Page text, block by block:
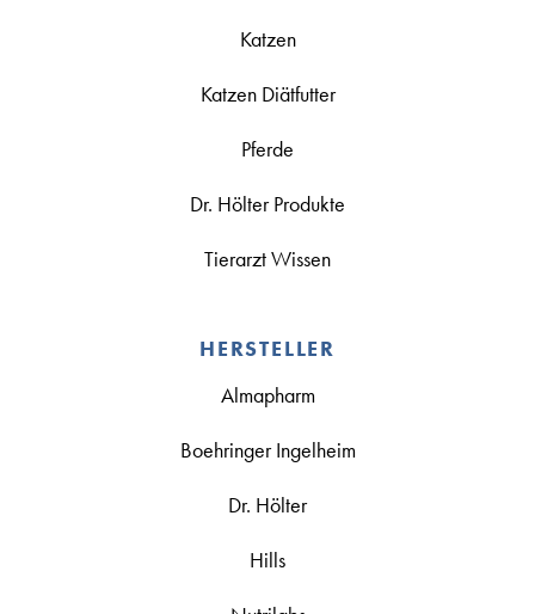
Katzen
Katzen Diätfutter
Pferde
Dr. Hölter Produkte
Tierarzt Wissen
HERSTELLER
Almapharm
Boehringer Ingelheim
Dr. Hölter
Hills